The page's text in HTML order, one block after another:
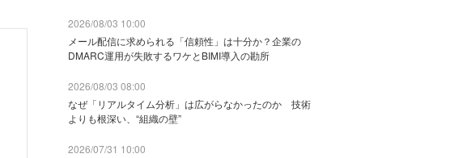
2026/08/03 10:00
メール配信に求められる「信頼性」は十分か？企業の
DMARC運用が失敗するワケとBIMI導入の勘所
2026/08/03 08:00
なぜ「リアルタイム分析」は広がらなかったのか 技術
よりも根深い、“組織の壁”
2026/07/31 10:00